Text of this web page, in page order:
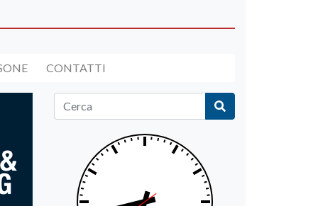
CONTATTI